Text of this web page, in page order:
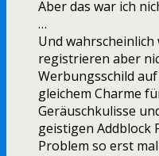
Aber das war ich
…
Und
registrieren aber
Werbungsschild
gleichem Charme
Geräuschkulisse
geistigen Addblock
Problem so erst